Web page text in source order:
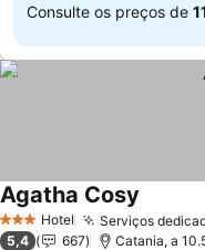
Consulte os preços de
3 EstrelasHotel Serviços
Agatha Cosy
5,4 667 Catania, a